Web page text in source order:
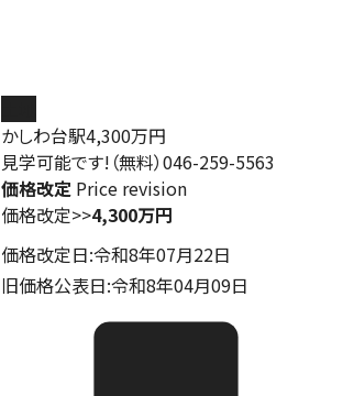
かしわ台駅4,300万円
見学可能です!（無料）046-259-5563
価格改定 Price revision
価格改定>>4,300万円
価格改定日:令和8年07月22日
旧価格公表日:令和8年04月09日